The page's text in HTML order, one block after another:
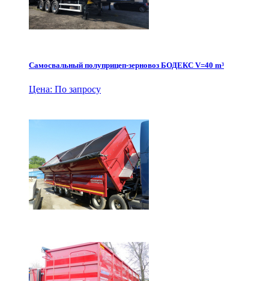
Самосвальный полуприцеп-зерновоз БОДЕКС V=40 m³
Цена: По запросу